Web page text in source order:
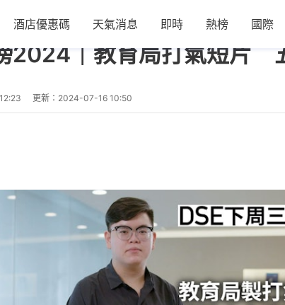
酒店優惠碼 天氣消息 即時 熱榜 國際
2024｜教育局打氣短片
更新： 2024-07-16 10:50